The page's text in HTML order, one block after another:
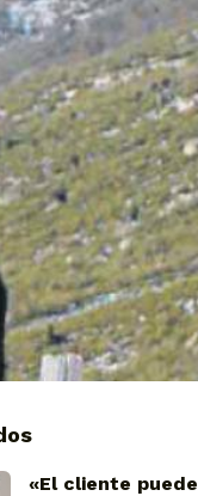
«El cliente puede